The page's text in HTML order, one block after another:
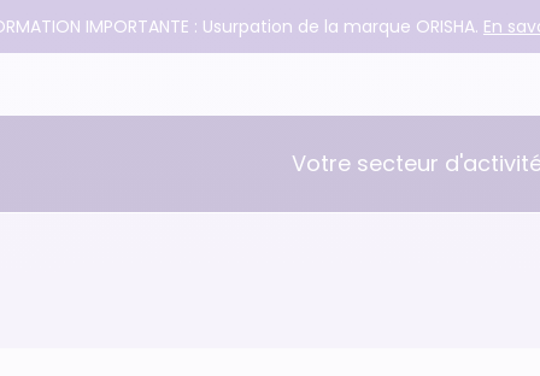
IMPORTANTE : Usurpation de la marque ORISHA. En
Votre secteur